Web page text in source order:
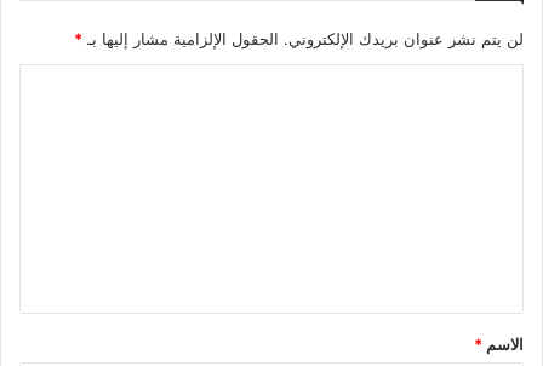
لن يتم نشر عنوان بريدك الإلكتروني. الحقول الإلزامية مشار إليها بـ*
*
الاسم *